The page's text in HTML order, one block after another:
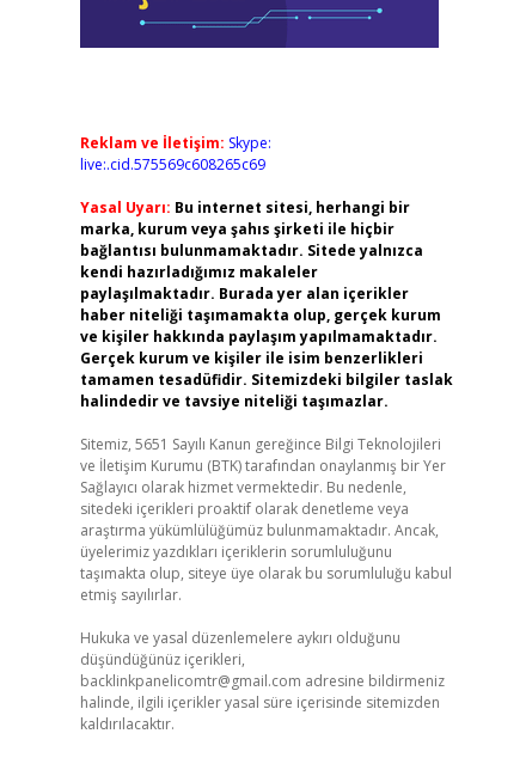
Reklam ve İletişim: Skype:
live:.cid.575569c608265c69
Yasal Uyarı: Bu internet sitesi, herhangi bir
marka, kurum veya şahıs şirketi ile hiçbir
bağlantısı bulunmamaktadır. Sitede yalnızca
kendi hazırladığımız makaleler
paylaşılmaktadır. Burada yer alan içerikler
haber niteliği taşımamakta olup, gerçek kurum
ve kişiler hakkında paylaşım yapılmamaktadır.
Gerçek kurum ve kişiler ile isim benzerlikleri
tamamen tesadüfidir. Sitemizdeki bilgiler taslak
halindedir ve tavsiye niteliği taşımazlar.
Sitemiz, 5651 Sayılı Kanun gereğince Bilgi Teknolojileri
ve İletişim Kurumu (BTK) tarafından onaylanmış bir Yer
Sağlayıcı olarak hizmet vermektedir. Bu nedenle,
sitedeki içerikleri proaktif olarak denetleme veya
araştırma yükümlülüğümüz bulunmamaktadır. Ancak,
üyelerimiz yazdıkları içeriklerin sorumluluğunu
taşımakta olup, siteye üye olarak bu sorumluluğu kabul
etmiş sayılırlar.
Hukuka ve yasal düzenlemelere aykırı olduğunu
düşündüğünüz içerikleri,
backlinkpanelicomtr@gmail.com adresine bildirmeniz
halinde, ilgili içerikler yasal süre içerisinde sitemizden
kaldırılacaktır.